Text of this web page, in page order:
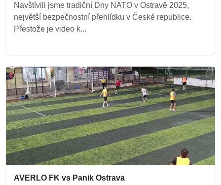
Navštívili jsme tradiční Dny NATO v Ostravě 2025,
největší bezpečnostní přehlídku v České republice.
Přestože je video k...
AVERLO FK vs Panik Ostrava